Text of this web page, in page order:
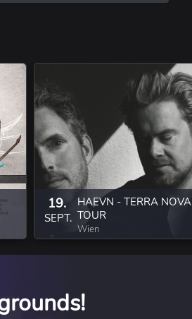
19.
SEPT.
HAEVN - TERRA NOVA
TOUR
Wien